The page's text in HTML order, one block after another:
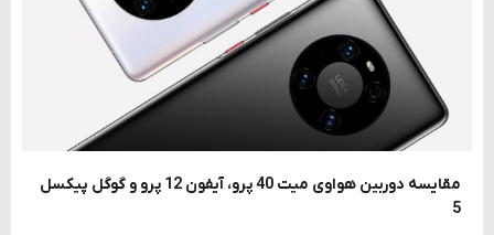
مقایسه دوربین هواوی میت 40 پرو، آیفون 12 پرو و گوگل پیکسل
5